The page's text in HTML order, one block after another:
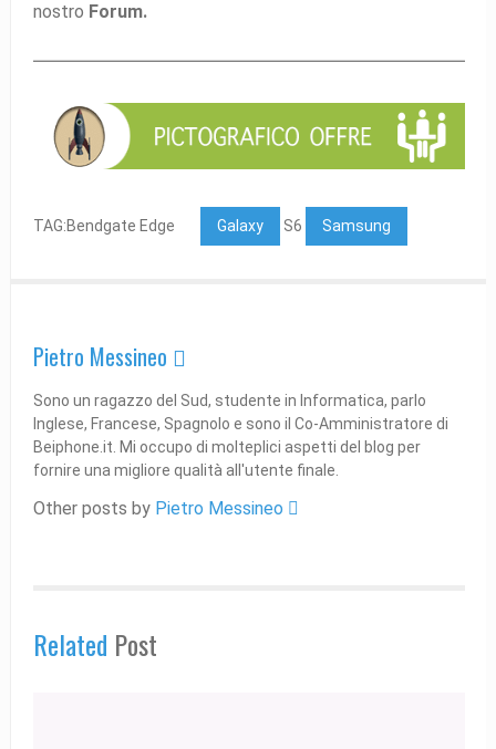
nostro Forum.
TAG:Bendgate Edge Galaxy S6 Samsung
Pietro Messineo 
Sono un ragazzo del Sud, studente in Informatica, parlo
Inglese, Francese, Spagnolo e sono il Co-Amministratore di
Beiphone.it. Mi occupo di molteplici aspetti del blog per
fornire una migliore qualità all'utente finale.
Other posts by Pietro Messineo 
Related Post